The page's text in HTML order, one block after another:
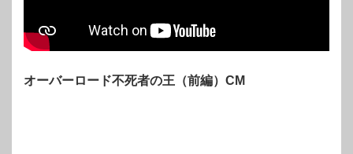
オーバーロード不死者の王（前編）CM